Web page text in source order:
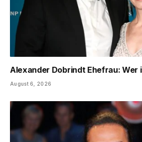
Alexander Dobrindt Ehefrau: Wer
August 6, 2026